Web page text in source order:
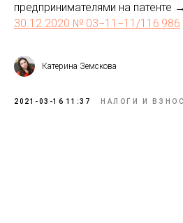
предпринимателями на патенте →
30.12.2020 № 03−11−11/116 986
Катерина Земскова
2021-03-16 11:37 НАЛОГИ И